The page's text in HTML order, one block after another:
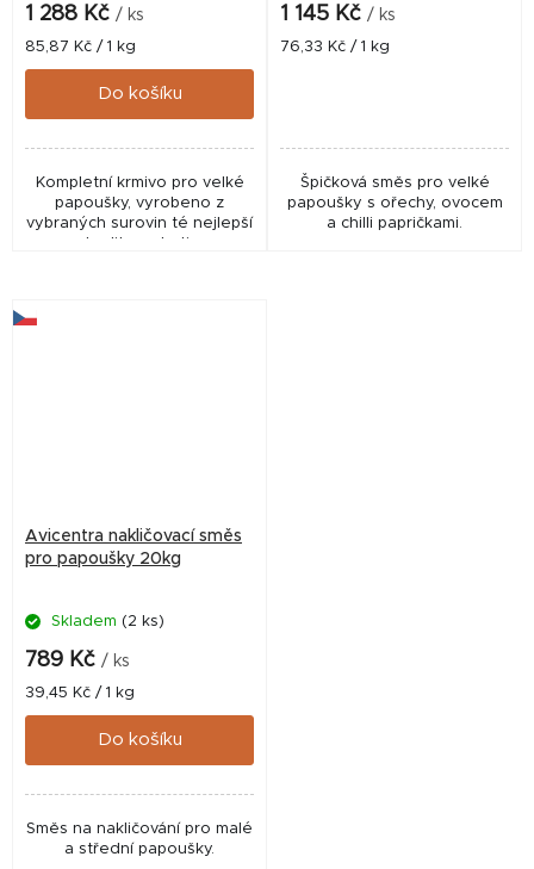
1 288 Kč / ks
Měrná
cena:
85,87 Kč / 1 kg
Do košíku
Kompletní krmivo pro velké
papoušky, vyrobeno z
vybraných surovin té nejlepší
1 145 Kč / ks
Měrná
76,33 Kč / 1 kg
Špičková směs pro velké
papoušky s ořechy, ovocem
a chilli papričkami.
Avicentra nakličovací směs
pro papoušky 20kg
Skladem (2 ks)
789 Kč / ks
Měrná
cena:
39,45 Kč / 1 kg
Do košíku
Směs na nakličování pro malé
a střední papoušky.